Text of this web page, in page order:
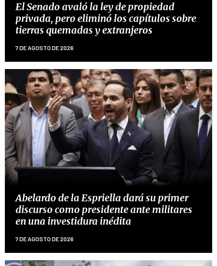
El Senado avaló la ley de propiedad
privada, pero eliminó los capítulos sobre
tierras quemadas y extranjeros
7 DE AGOSTO DE 2026
Abelardo de la Espriella dará su primer
discurso como presidente ante militares
en una investidura inédita
7 DE AGOSTO DE 2026